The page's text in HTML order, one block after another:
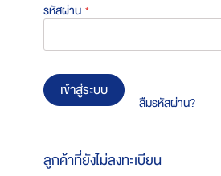
รหัสผ่าน
เข้าสู่ระบบ
ลืมรหัสผ่าน?
ลูกค้าที่ยังไม่ลงทะเบียน